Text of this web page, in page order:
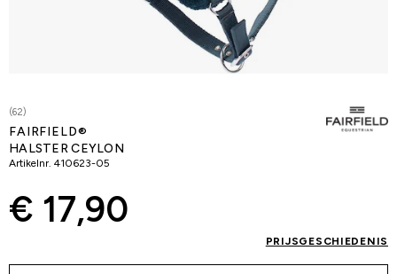
(62)
FAIRFIELD®
HALSTER CEYLON
Artikelnr. 410623-05
€ 17,90
PRIJSGESCHIEDENIS